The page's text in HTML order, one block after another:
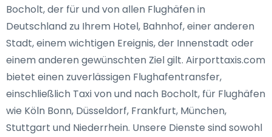
Bocholt, der für und von allen Flughäfen in
Deutschland zu Ihrem Hotel, Bahnhof, einer anderen
Stadt, einem wichtigen Ereignis, der Innenstadt oder
einem anderen gewünschten Ziel gilt. Airporttaxis.com
bietet einen zuverlässigen Flughafentransfer,
einschließlich Taxi von und nach Bocholt, für Flughäfen
wie Köln Bonn, Düsseldorf, Frankfurt, München,
Stuttgart und Niederrhein. Unsere Dienste sind sowohl